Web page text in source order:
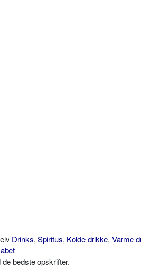
Drinks, Spiritus, Kolde drikke, Varme
bedste opskrifter.